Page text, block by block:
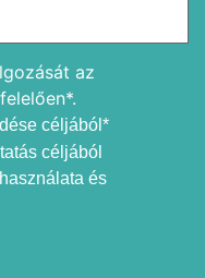
az
céljából*
céljából
és